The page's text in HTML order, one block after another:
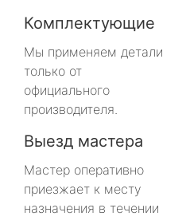
Комплектующие
Мы применяем детали
только от
официального
производителя.
Выезд мастера
Мастер оперативно
приезжает к месту
назначения в течении